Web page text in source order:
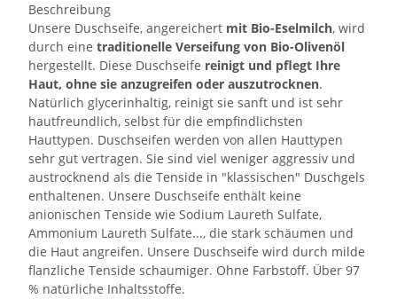
Beschreibung
Unsere Duschseife, angereichert mit Bio-Eselmilch, wird
durch eine traditionelle Verseifung von Bio-Olivenöl
hergestellt. Diese Duschseife reinigt und pflegt Ihre
Haut, ohne sie anzugreifen oder auszutrocknen.
Natürlich glycerinhaltig, reinigt sie sanft und ist sehr
hautfreundlich, selbst für die empfindlichsten
Hauttypen. Duschseifen werden von allen Hauttypen
sehr gut vertragen. Sie sind viel weniger aggressiv und
austrocknend als die Tenside in "klassischen" Duschgels
enthaltenen. Unsere Duschseife enthält keine
anionischen Tenside wie Sodium Laureth Sulfate,
Ammonium Laureth Sulfate..., die stark schäumen und
die Haut angreifen. Unsere Duschseife wird durch milde
flanzliche Tenside schaumiger. Ohne Farbstoff. Über 97
% natürliche Inhaltsstoffe.